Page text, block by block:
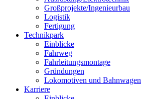
Großprojekte/Ingenieurbau
Logistik
Fertigung
Technikpark
Einblicke
Fahrweg
Fahrleitungsmontage
Gründungen
Lokomotiven und Bahnwagen
Karriere